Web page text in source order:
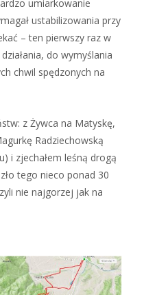
umiarkowanie
ustabilizowania przy
– ten pierwszy raz w
do wymyślania
chwil spędzonych na
z Żywca na Matyskę,
Radziechowską
i zjechałem leśną drogą
tego nieco ponad 30
nie najgorzej jak na